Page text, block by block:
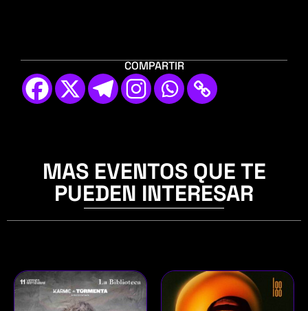
COMPARTIR
MAS EVENTOS QUE TE
PUEDEN INTERESAR